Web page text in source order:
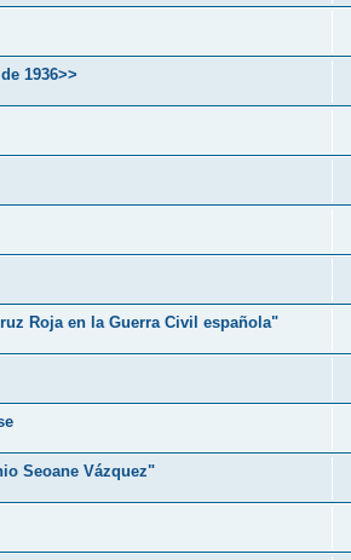
1936>>
Roja en la Guerra Civil española"
Seoane Vázquez"